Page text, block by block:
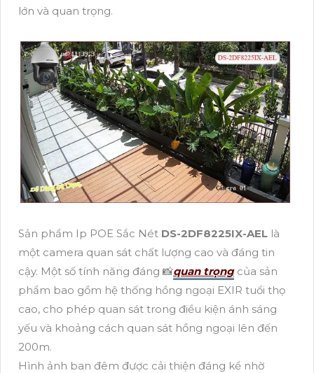
lớn và quan trọng.
Sản phẩm Ip POE Sắc Nét DS-2DF8225IX-AEL là
một camera quan sát chất lượng cao và đáng tin
cậy. Một số tính năng đáng 📸quan trọngcủa sản
phẩm bao gồm hệ thống hồng ngoại EXIR tuổi thọ
cao, cho phép quan sát trong điều kiện ánh sáng
yếu và khoảng cách quan sát hồng ngoại lên đến
200m.
Hình ảnh ban đêm được cải thiện đáng kể nhờ